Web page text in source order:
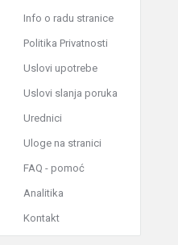
Info o radu stranice
Politika Privatnosti
Uslovi upotrebe
Uslovi slanja poruka
Urednici
Uloge na stranici
FAQ - pomoć
Analitika
Kontakt